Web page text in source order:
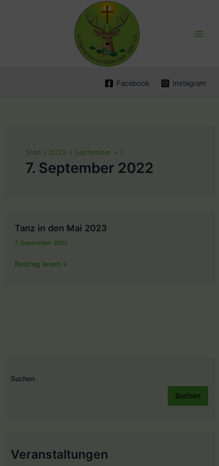
Facebook Instagram
Start 2022 September 7.
7. September 2022
Tanz in den Mai 2023
7. September 2022
Tanz
Beitrag lesen »
Suchen
Suchen
Veranstaltungen